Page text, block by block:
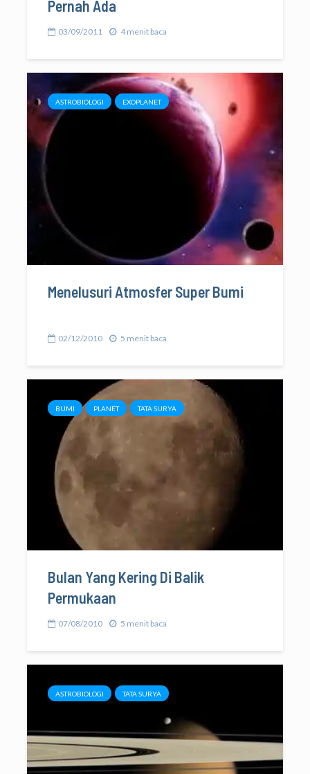
Pernah Ada
03/09/2011 4 menit baca
ASTROBIOLOGI EXOPLANET
Menelusuri Atmosfer Super Bumi
02/12/2010 5 menit baca
BUMI PLANET TATA SURYA
Bulan Yang Kering Di Balik
Permukaan
07/08/2010 5 menit baca
ASTROBIOLOGI TATA SURYA